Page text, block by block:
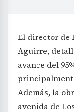
El director de
Aguirre,
avance del
Además, la
avenida de